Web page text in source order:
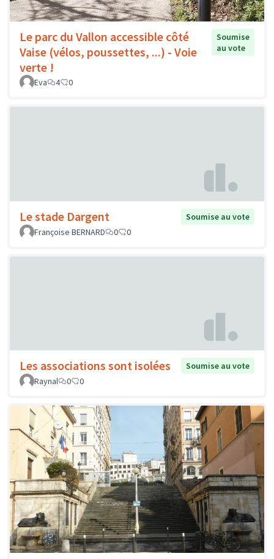
Le parc du Vallon accessible côté
Vaise (vélos, poussettes, ...) - Voie
verte !
Soumise
au vote
Eva 4 0
Le stade Dargent
Soumise au vote
Françoise BERNARD
0 0
Les associations sont isolées
Soumise au vote
Raynal
0 0